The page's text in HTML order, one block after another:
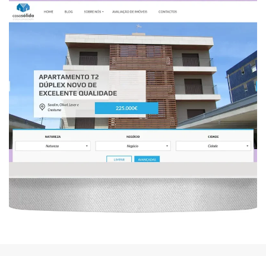
Design Gráfico, Imobiliária, Seo
Desenvolvimento De Website Imobiliário
Personalizado